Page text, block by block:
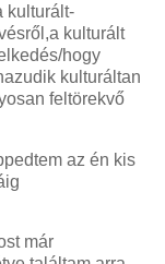
kulturált-
kulturált
hogy
kulturáltan
feltörekvő
az én kis
már